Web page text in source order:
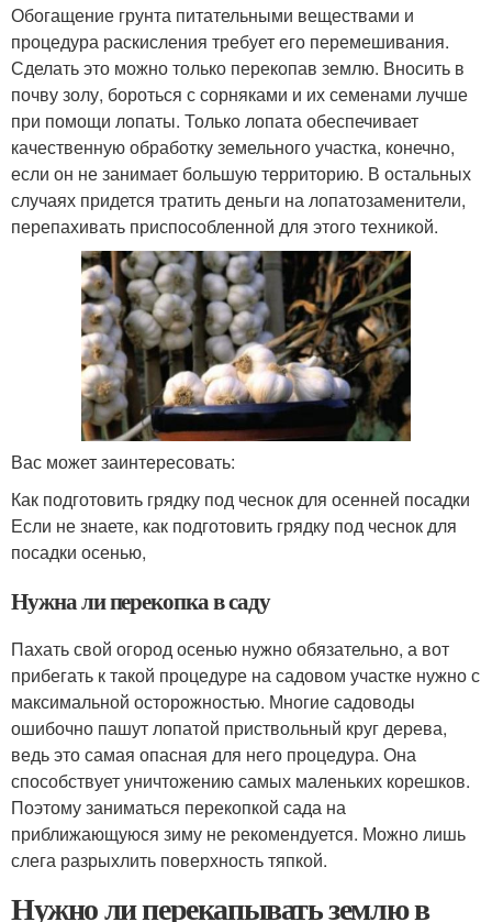
Обогащение грунта питательными веществами и
процедура раскисления требует его перемешивания.
Сделать это можно только перекопав землю. Вносить в
почву золу, бороться с сорняками и их семенами лучше
при помощи лопаты. Только лопата обеспечивает
качественную обработку земельного участка, конечно,
если он не занимает большую территорию. В остальных
случаях придется тратить деньги на лопатозаменители,
перепахивать приспособленной для этого техникой.
Вас может заинтересовать:
Как подготовить грядку под чеснок для осенней посадки
Если не знаете, как подготовить грядку под чеснок для
посадки осенью,
Нужна ли перекопка в саду
Пахать свой огород осенью нужно обязательно, а вот
прибегать к такой процедуре на садовом участке нужно с
максимальной осторожностью. Многие садоводы
ошибочно пашут лопатой приствольный круг дерева,
ведь это самая опасная для него процедура. Она
способствует уничтожению самых маленьких корешков.
Поэтому заниматься перекопкой сада на
приближающуюся зиму не рекомендуется. Можно лишь
слега разрыхлить поверхность тяпкой.
Нужно ли перекапывать землю в